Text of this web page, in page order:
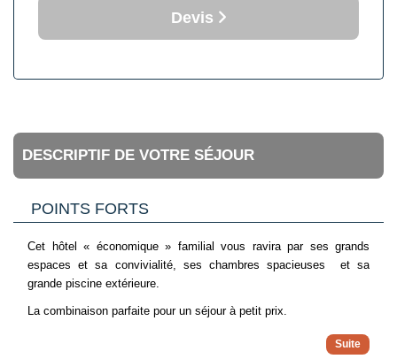
Devis
DESCRIPTIF DE VOTRE SÉJOUR
POINTS FORTS
Cet hôtel « économique » familial vous ravira par ses grands
espaces et sa convivialité, ses chambres spacieuses et sa
grande piscine extérieure.
La combinaison parfaite pour un séjour à petit prix.